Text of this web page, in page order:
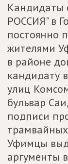
Кандидаты
РОССИЯ" в
постоянно
жителями
в районе
кандидату
улиц
бульвар
подписи
Уфимцы
аргументы